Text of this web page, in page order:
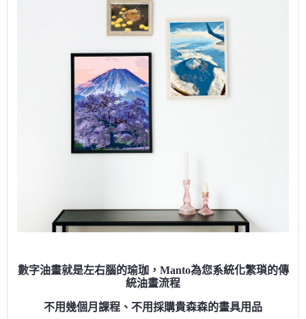
數字油畫就是左右腦的瑜珈，Manto為您系統化繁瑣的傳
統油畫流程
不用幾個月課程、不用採購貴森森的畫具用品